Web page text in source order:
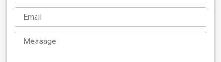
+33